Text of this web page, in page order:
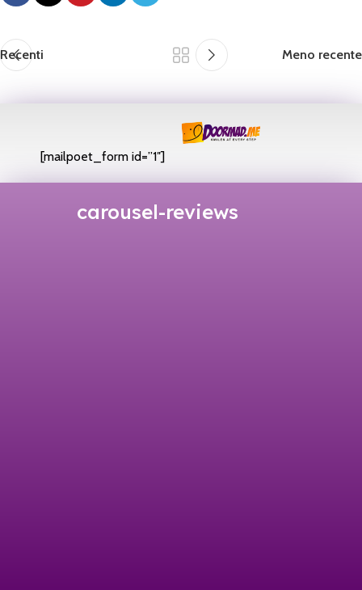
Recenti Meno recente
[mailpoet_form id=”1″]
carousel-reviews